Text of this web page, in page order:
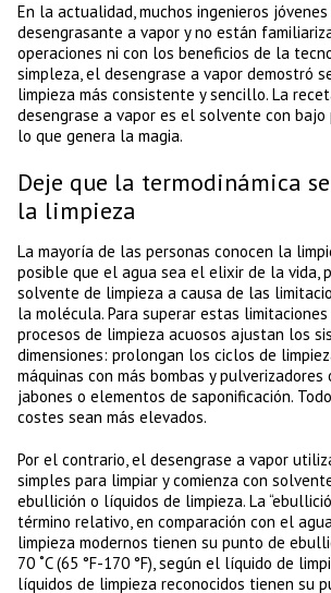
En la actualidad, muchos ingenieros
desengrasante a vapor y no están
operaciones ni con los beneficios de la
simpleza, el desengrase a vapor demostró
limpieza más consistente y sencillo. La
desengrase a vapor es el solvente con
lo que genera la magia.
Deje que la termodinámica
la limpieza
La mayoría de las personas conocen la
posible que el agua sea el elixir de la vida,
solvente de limpieza a causa de las
la molécula. Para superar estas
procesos de limpieza acuosos ajustan los
dimensiones: prolongan los ciclos de
máquinas con más bombas y pulverizadores
jabones o elementos de saponificación.
costes sean más elevados.
Por el contrario, el desengrase a vapor
simples para limpiar y comienza con
ebullición o líquidos de limpieza. La
término relativo, en comparación con el
limpieza modernos tienen su punto de
70 ˚C (65 °F-170 °F), según el líquido de
líquidos de limpieza reconocidos tienen su